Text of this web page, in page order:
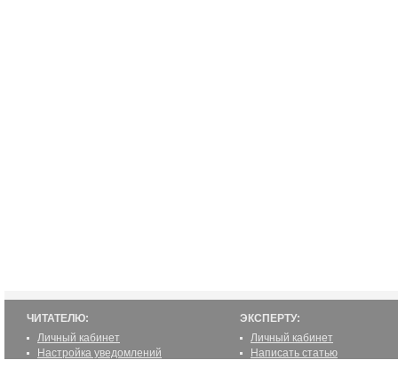
ЧИТАТЕЛЮ:
Личный кабинет
Настройка уведомлений
ЭКСПЕРТУ:
Личный кабинет
Написать статью